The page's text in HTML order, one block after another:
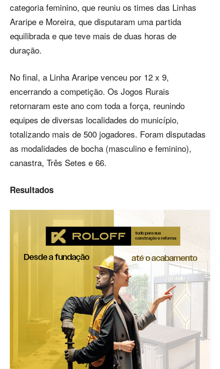
categoria feminino, que reuniu os times das Linhas
Araripe e Moreira, que disputaram uma partida
equilibrada e que teve mais de duas horas de
duração.
No final, a Linha Araripe venceu por 12 x 9,
encerrando a competição. Os Jogos Rurais
retornaram este ano com toda a força, reunindo
equipes de diversas localidades do município,
totalizando mais de 500 jogadores. Foram disputadas
as modalidades de bocha (masculino e feminino),
canastra, Três Setes e 66.
Resultados